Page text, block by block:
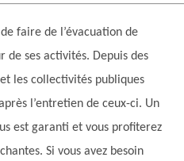
faire de l’évacuation de
ses activités. Depuis des
les collectivités publiques
l’entretien de ceux-ci. Un
est garanti et vous profiterez
Si vous avez besoin